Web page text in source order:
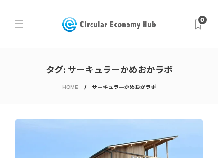
0
タグ: サーキュラーかめおかラボ
HOME サーキュラーかめおかラボ